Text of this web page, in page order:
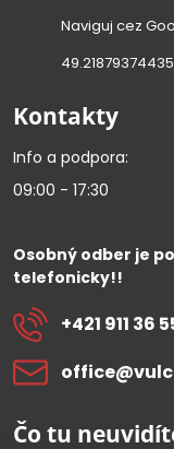
Naviguj cez
Kontakty
Info a podpora:
09:00 - 17:30
Osobný odber je
telefonicky!!
+421 911 36
Čo tu